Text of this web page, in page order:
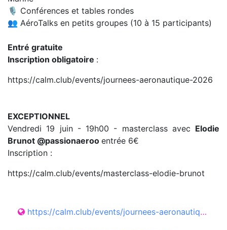
🎙️ Conférences et tables rondes
👥 AéroTalks en petits groupes (10 à 15 participants)
Entré gratuite
Inscription obligatoire :
https://calm.club/events/journees-aeronautique-2026
EXCEPTIONNEL
Vendredi 19 juin - 19h00 - masterclass avec Elodie
Brunot @passionaeroo entrée 6€
Inscription :
https://calm.club/events/masterclass-elodie-brunot
https://calm.club/events/journees-aeronautique-2026